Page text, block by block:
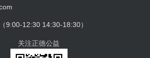
9:00-12:30 14:30-18:30）
关注正德公益